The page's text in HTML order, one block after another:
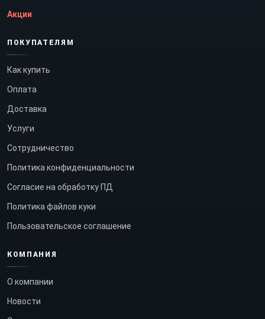
Акции
ПОКУПАТЕЛЯМ
Как купить
Оплата
Доставка
Услуги
Сотрудничество
Политика конфиденциальности
Согласие на обработку ПД
Политика файлов куки
Пользовательское соглашение
КОМПАНИЯ
О компании
Новости